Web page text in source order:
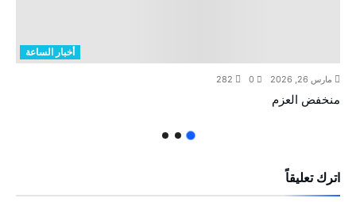
أخبار الساعة
مارس 26, 2026 282
منخفض العزم
اترك تعليقاً